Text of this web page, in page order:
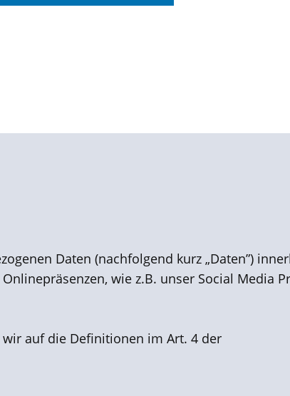
Daten (nachfolgend kurz „Daten”)
wie z.B. unser Social Media
wir auf die Definitionen im Art. 4 der